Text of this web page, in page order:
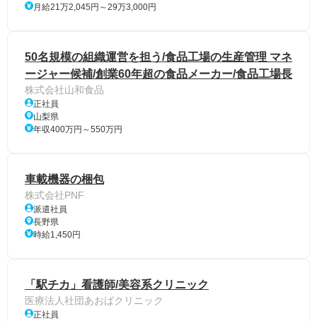
月給21万2,045円～29万3,000円
50名規模の組織運営を担う/食品工場の生産管理 マネ
ージャー候補/創業60年超の食品メーカー/食品工場長
株式会社山和食品
正社員
山梨県
年収400万円～550万円
車載機器の梱包
株式会社PNF
派遣社員
長野県
時給1,450円
「駅チカ」看護師/美容系クリニック
医療法人社団あおばクリニック
正社員